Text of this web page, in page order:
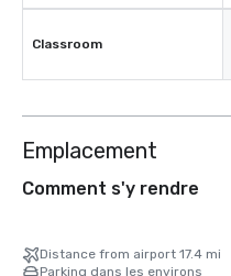
Classroom
Emplacement
Comment s'y rendre
Distance from airport 17.4 mi
Parking dans les environs